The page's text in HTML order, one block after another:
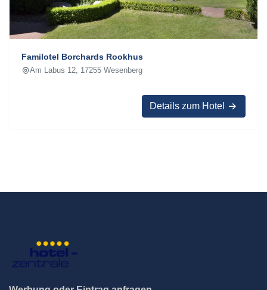
Familotel Borchards Rookhus
Am Labus 12, 17255 Wesenberg
Details zum Hotel